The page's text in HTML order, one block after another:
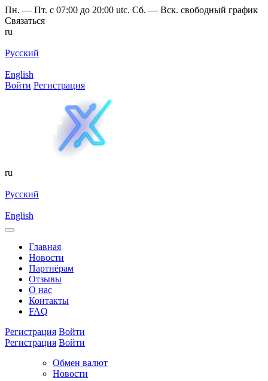
Пн. — Пт. с 07:00 до 20:00 utc. Сб. — Вск. свободный график
Связаться
ru
Русский
English
Войти Регистрация
ru
Русский
English
Главная
Новости
Партнёрам
Отзывы
О нас
Контакты
FAQ
Регистрация Войти
Регистрация Войти
Обмен валют
Новости